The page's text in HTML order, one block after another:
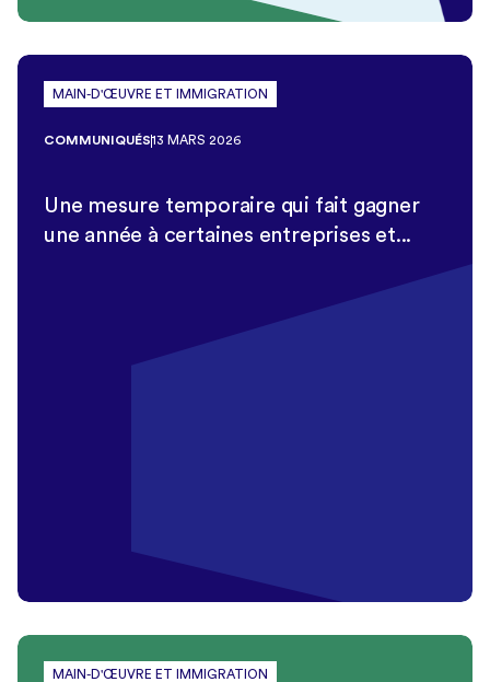
MAIN-D'ŒUVRE ET IMMIGRATION
COMMUNIQUÉS13 MARS 2026
Une mesure temporaire qui fait gagner
une année à certaines entreprises et...
MAIN-D'ŒUVRE ET IMMIGRATION